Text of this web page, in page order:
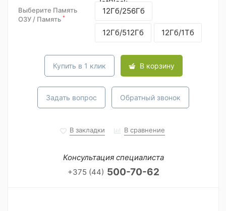
Выберите Память
ОЗУ / Память *
12Гб/256Гб
12Гб/512Гб 12Гб/1Тб
Купить в 1 клик В корзину
Задать вопрос Обратный звонок
В закладки В сравнение
Консультация специалиста
+375 (44) 500-70-62